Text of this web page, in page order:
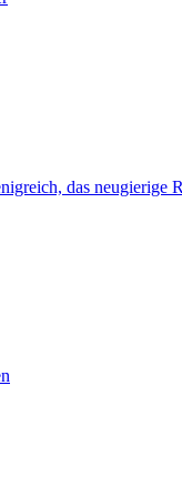
das neugierige